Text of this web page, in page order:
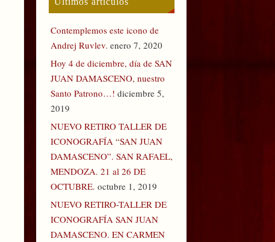
Contemplemos este icono de
Andrej Ruvlev. enero 7, 2020
Hoy 4 de diciembre, día de SAN
JUAN DAMASCENO, nuestro
Santo Patrono…! diciembre 5,
2019
NUEVO RETIRO TALLER DE
ICONOGRAFÍA “SAN JUAN
DAMASCENO”. SAN RAFAEL,
MENDOZA. 21 al 26 DE
OCTUBRE. octubre 1, 2019
NUEVO RETIRO-TALLER DE
ICONOGRAFÍA SAN JUAN
DAMASCENO. EN CARMEN